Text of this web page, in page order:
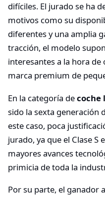
difíciles. El jurado se ha
motivos como su
diferentes y una amplia
tracción, el modelo
interesantes a la hora
marca premium de
En la categoría decoche
sido la sexta generación
este caso, poca
jurado, ya que el Clase S
mayores avances
primicia de toda la
Por su parte, el ganador a